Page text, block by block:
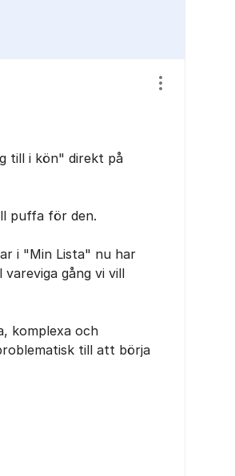
till i kön" direkt på
puffa för den.
i "Min Lista" nu har
gång vi vill
komplexa och
till att börja
Visa/dölj